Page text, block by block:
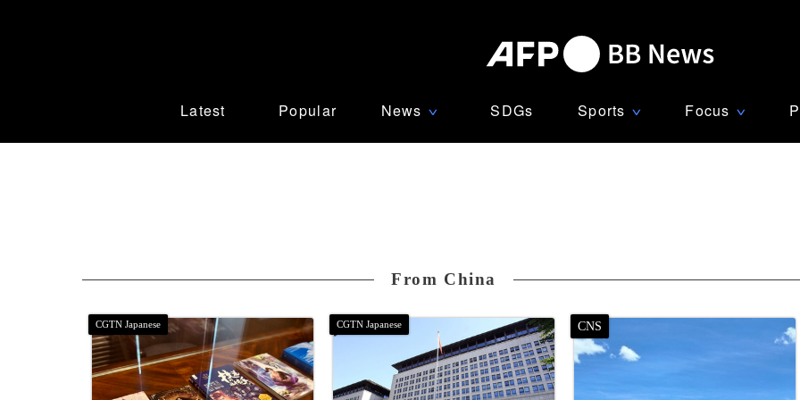
Latest Popular News ∨ SDGs Sports ∨ Focus ∨
From China